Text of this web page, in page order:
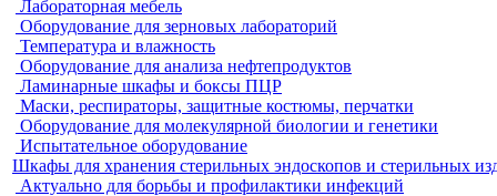
Лабораторная мебель
Оборудование для зерновых лабораторий
Температура и влажность
Оборудование для анализа нефтепродуктов
Ламинарные шкафы и боксы ПЦР
Маски, респираторы, защитные костюмы, перчатки
Оборудование для молекулярной биологии и генетики
Испытательное оборудование
Шкафы для хранения стерильных эндоскопов и стерильных
Актуально для борьбы и профилактики инфекций